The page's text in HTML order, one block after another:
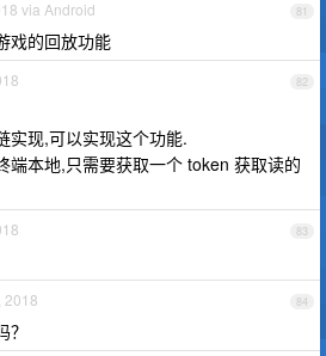
81
via Android
戏的回放功能
82
实现,可以实现这个功能.
端本地,只需要获取一个 token 获取读的
83
84
2018